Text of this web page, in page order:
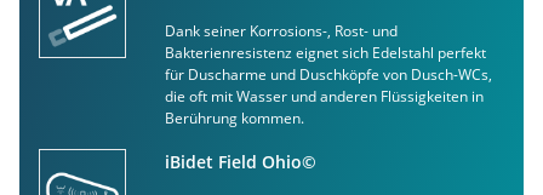
Dank seiner Korrosions-, Rost- und
Bakterienresistenz eignet sich Edelstahl perfekt
für Duscharme und Duschköpfe von Dusch-WCs,
die oft mit Wasser und anderen Flüssigkeiten in
Berührung kommen.
iBidet Field Ohio©